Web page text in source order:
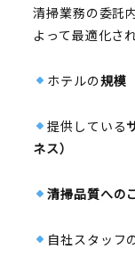
清掃業務の委託
よって最適化さ
ホテルの規模
提供している
ネス）
清掃品質への
自社スタッフ